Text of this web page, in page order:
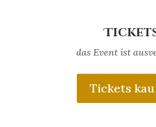
das Event ist
Tickets